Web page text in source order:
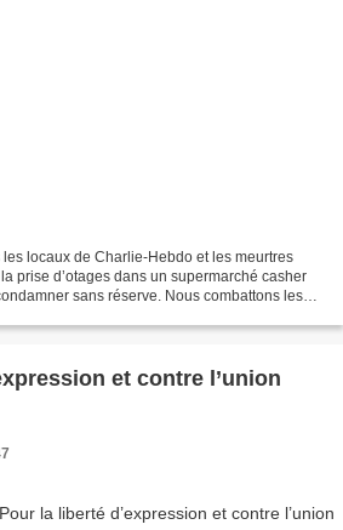
locaux de Charlie-Hebdo et les meurtres
prise d’otages dans un supermarché casher
sans réserve. Nous combattons les
et contre l’union